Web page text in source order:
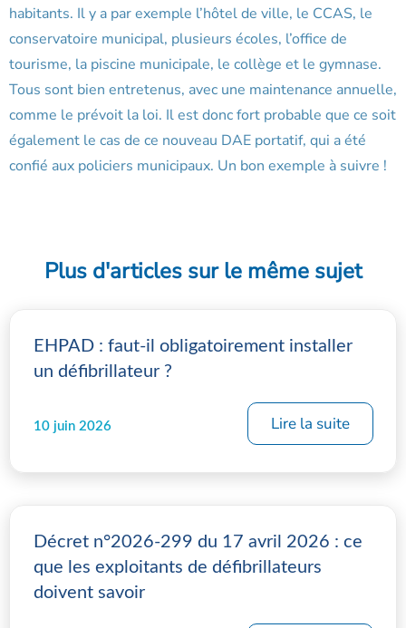
habitants. Il y a par exemple l’hôtel de ville, le CCAS, le
conservatoire municipal, plusieurs écoles, l’office de
tourisme, la piscine municipale, le collège et le gymnase.
Tous sont bien entretenus, avec une maintenance annuelle,
comme le prévoit la loi. Il est donc fort probable que ce soit
également le cas de ce nouveau DAE portatif, qui a été
confié aux policiers municipaux. Un bon exemple à suivre !
Plus d'articles sur le même sujet
EHPAD : faut-il obligatoirement installer
un défibrillateur ?
10 juin 2026 Lire la suite
Décret n°2026-299 du 17 avril 2026 : ce
que les exploitants de défibrillateurs
doivent savoir